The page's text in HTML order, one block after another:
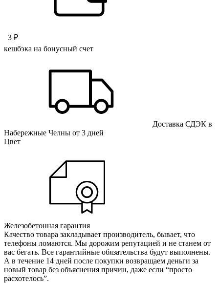
3 ₽
кешбэка на бонусный счет
Доставка СДЭК в
Набережные Челны от 3 дней
Цвет
Железобетонная гарантия
Качество товара закладывает производитель, бывает, что
телефоны ломаются. Мы дорожим репутацией и не станем от
вас бегать. Все гарантийные обязательства будут выполнены.
А в течение 14 дней после покупки возвращаем деньги за
новый товар без объяснения причин, даже если “просто
расхотелось”.